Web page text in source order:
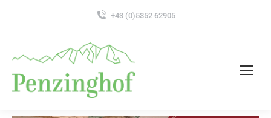
+43 (0)5352 62905